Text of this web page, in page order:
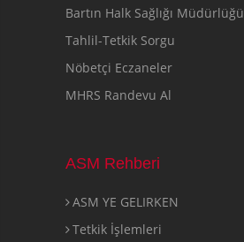
Bartın Halk Sağlığı Müdürlüğü
Tahlil-Tetkik Sorgu
Nöbetçi Eczaneler
MHRS Randevu Al
ASM Rehberi
ASM YE GELIRKEN
Tetkik İşlemleri